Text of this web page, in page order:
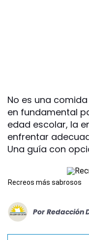
No es una
en fundamental
edad escolar, la
enfrentar
Una guía con
Recreos más sabrosos
Por Redacción